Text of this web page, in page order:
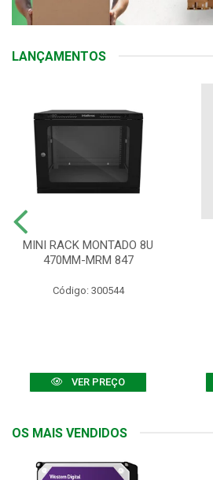
LANÇAMENTOS
MINI RACK MONTADO 8U
470MM-MRM 847
Código: 300544
VER PREÇO
OS MAIS VENDIDOS